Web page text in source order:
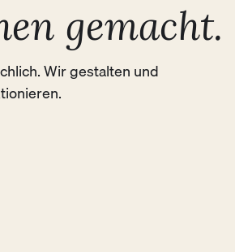
gemacht.
Wir gestalten und